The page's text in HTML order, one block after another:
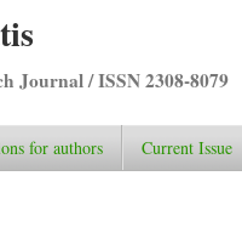
Journal / ISSN 2308-8079
for authors Current Issue